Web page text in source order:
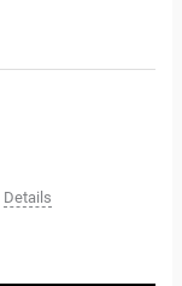
Details